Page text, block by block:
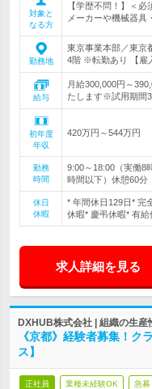
対象と
なる方
【学歴不問！】＜
メーカーや機械器具
勤務地
東京事業本部／東京
4階 ※転勤あり 【雇
給与
月給300,000円～
たします※試用期間
初年度
年収
420万円～544万円
勤務
時間
9:00～18:00（実働8
時間以下）休憩60分
休日
休暇
* 年間休日129日* 完
休暇* 慶弔休暇* 有給
求人詳細を見る
DXHUB株式会社 | 組織の生
《京都》経験者募集！ク
ス】
正社員 業種未経験OK 急募